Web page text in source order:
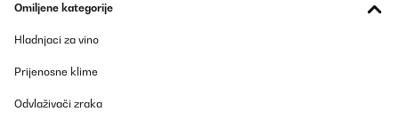
Omiljene kategorije
Hladnjaci za vino
Prijenosne klime
Odvlaživači zraka